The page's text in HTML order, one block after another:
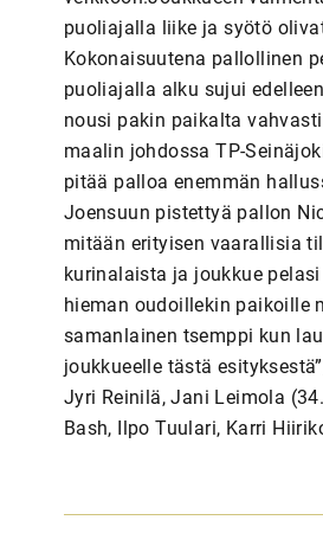
puoliajalla liike ja syötö
Kokonaisuutena pallollinen
puoliajalla alku sujui
nousi pakin paikalta
maalin johdossa TP-
pitää palloa enemmän
Joensuun pistettyä pallon
mitään erityisen vaarallisia
kurinalaista ja joukkue
hieman oudoillekin paikoille
samanlainen tsemppi kun
joukkueelle tästä
Jyri Reinilä, Jani Leimola
Bash, Ilpo Tuulari, Karri